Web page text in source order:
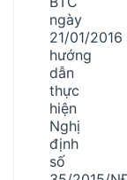
ngày
21/01/2016
hướng
dẫn
thực
hiện
Nghị
định
số